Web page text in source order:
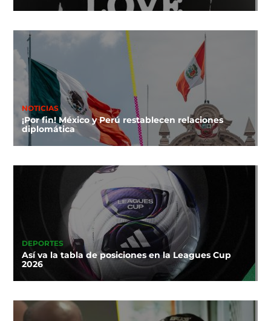
NOTICIAS
¡Por fin! México y Perú restablecen relaciones
diplomática
DEPORTES
Así va la tabla de posiciones en la Leagues Cup
2026